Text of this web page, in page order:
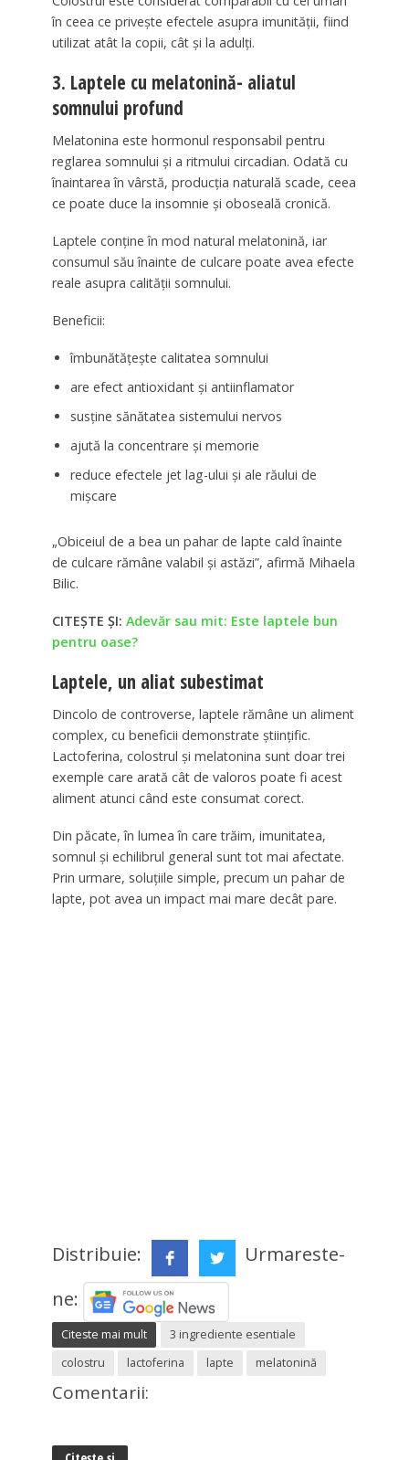
în ceea ce privește efectele asupra imunității, fiind
utilizat atât la copii, cât și la adulți.
3. Laptele cu melatonină- aliatul
somnului profund
Melatonina este hormonul responsabil pentru
reglarea somnului și a ritmului circadian. Odată cu
înaintarea în vârstă, producția naturală scade, ceea
ce poate duce la insomnie și oboseală cronică.
Laptele conține în mod natural melatonină, iar
consumul său înainte de culcare poate avea efecte
reale asupra calității somnului.
Beneficii:
îmbunătățește calitatea somnului
are efect antioxidant și antiinflamator
susține sănătatea sistemului nervos
ajută la concentrare și memorie
reduce efectele jet lag-ului și ale răului de
mișcare
„Obiceiul de a bea un pahar de lapte cald înainte
de culcare rămâne valabil și astăzi”, afirmă Mihaela
Bilic.
CITEȘTE ȘI: Adevăr sau mit: Este laptele bun
pentru oase?
Laptele, un aliat subestimat
Dincolo de controverse, laptele rămâne un aliment
complex, cu beneficii demonstrate științific.
Lactoferina, colostrul și melatonina sunt doar trei
exemple care arată cât de valoros poate fi acest
aliment atunci când este consumat corect.
Din păcate, în lumea în care trăim, imunitatea,
somnul și echilibrul general sunt tot mai afectate.
Prin urmare, soluțiile simple, precum un pahar de
lapte, pot avea un impact mai mare decât pare.
Distribuie:
Urmareste-
ne:
Citeste mai mult
3 ingrediente esentiale
colostru
lactoferina lapte melatonină
Comentarii: